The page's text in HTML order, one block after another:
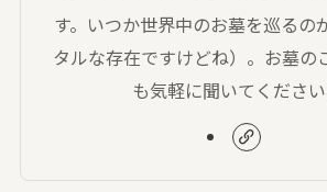
す。いつか世界中のお墓を巡るの
タルな存在ですけどね）。お墓の
も気軽に聞いてください